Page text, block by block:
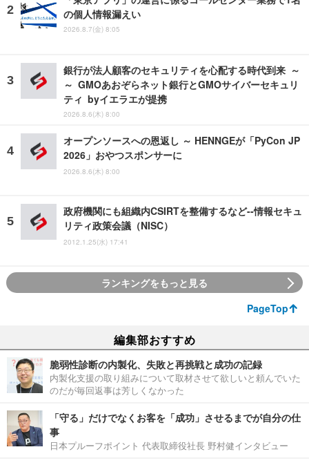
の個人情報漏えい
2026.8.7(金) 8:05
銀行が法人顧客のセキュリティを心配する時代到来 ～
～ GMOあおぞらネット銀行とGMOサイバーセキュリ
ティ byイエラエが提携
2026.8.6(木) 8:00
オープンソースへの恩返し ～ HENNGEが「PyCon JP
2026」おやつスポンサーに
2026.8.6(木) 8:00
政府機関にも組織内CSIRTを整備するなど--情報セキュ
リティ政策会議（NISC）
2012.1.25(水) 17:41
ランキングをもっと見る
PageTop
編集部おすすめ
脆弱性診断の内製化、失敗と再挑戦と成功の記録
内製化支援の取り組みについて取材させて欲しいと頼んでいた
のだが毎回返事は芳しくなかった
「守る」だけでなくお客を「成功」させるまでが自分の仕
事
日本プルーフポイント 代表取締役社長 野村健インタビュー